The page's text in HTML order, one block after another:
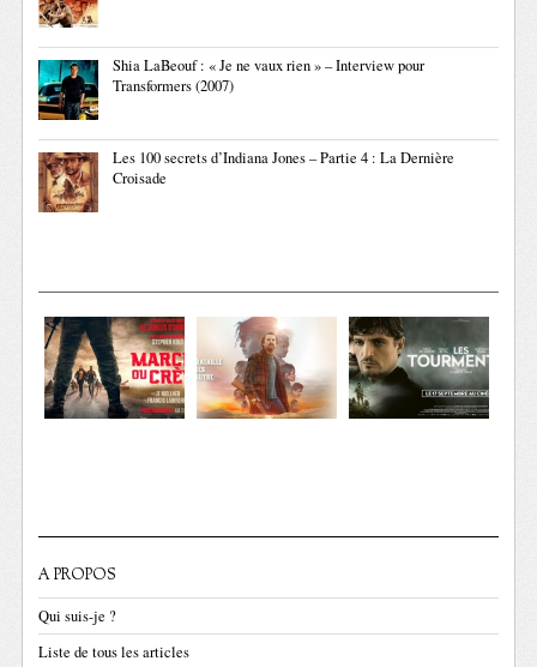
Shia LaBeouf : « Je ne vaux rien » – Interview pour
Transformers (2007)
Les 100 secrets d’Indiana Jones – Partie 4 : La Dernière
Croisade
A PROPOS
Qui suis-je ?
Liste de tous les articles